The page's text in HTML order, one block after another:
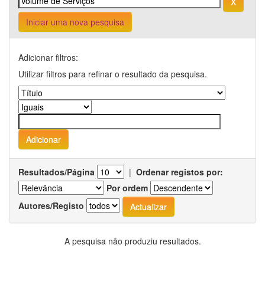
Iniciar uma nova pesquisa
Adicionar filtros:
Utilizar filtros para refinar o resultado da pesquisa.
Resultados/Página | Ordenar registos por:
Por ordem
Autores/Registo
A pesquisa não produziu resultados.